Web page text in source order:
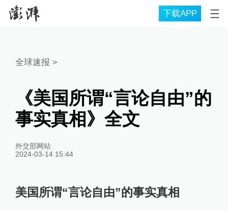
下载APP
全球速报 >
《美国所谓“言论自由”的
事实真相》全文
外交部网站
2024-03-14 15:44
美国所谓“言论自由”的事实真相